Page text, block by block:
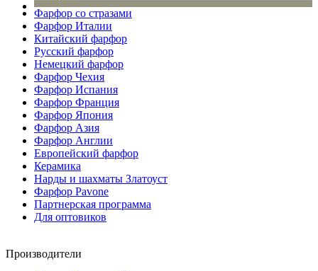
Фарфор со стразами
Фарфор Италии
Китайский фарфор
Русский фарфор
Немецкий фарфор
Фарфор Чехия
Фарфор Испания
Фарфор Франция
Фарфор Япония
Фарфор Азия
Фарфор Англии
Европейский фарфор
Керамика
Нарды и шахматы Златоуст
Фарфор Pavone
Партнерская программа
Для оптовиков
Производители